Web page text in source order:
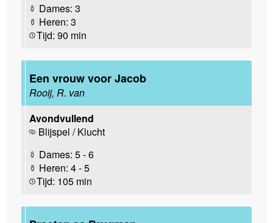
Dames: 3
Heren: 3
Tijd: 90 min
Een vrouw voor Jacob
Rooij, R. van
Avondvullend
Blijspel / Klucht
Dames: 5 - 6
Heren: 4 - 5
Tijd: 105 min